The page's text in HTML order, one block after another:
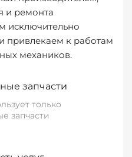
и ремонта
исключительно
привлекаем к работам
механиков.
запчасти
только
запчасти